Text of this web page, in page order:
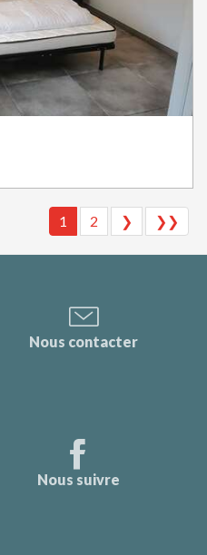
1 2 ❯ ❯❯
Nous contacter
Nous suivre